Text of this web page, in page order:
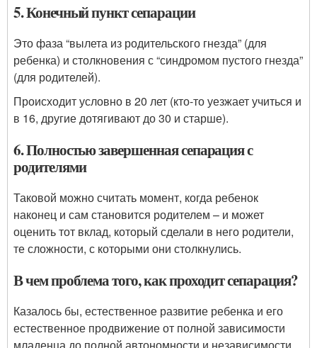
5. Конечный пункт сепарации
Это фаза “вылета из родительского гнезда” (для
ребенка) и столкновения с “синдромом пустого гнезда”
(для родителей).
Происходит условно в 20 лет (кто-то уезжает учиться и
в 16, другие дотягивают до 30 и старше).
6. Полностью завершенная сепарация с
родителями
Таковой можно считать момент, когда ребенок
наконец и сам становится родителем – и может
оценить тот вклад, который сделали в него родители,
те сложности, с которыми они столкнулись.
В чем проблема того, как проходит сепарация?
Казалось бы, естественное развитие ребенка и его
естественное продвижение от полной зависимости
младенца до полной автономности и независимости